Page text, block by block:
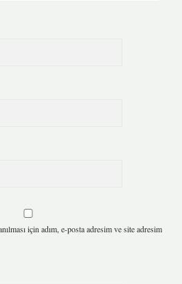
için adım, e-posta adresim ve site adresim